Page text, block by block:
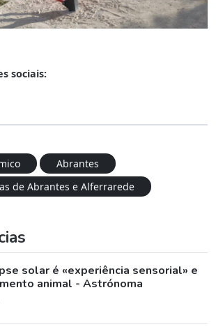
sociais:
Abrantes
de Abrantes e Alferrarede
solar é «experiência sensorial» e
animal - Astrónoma